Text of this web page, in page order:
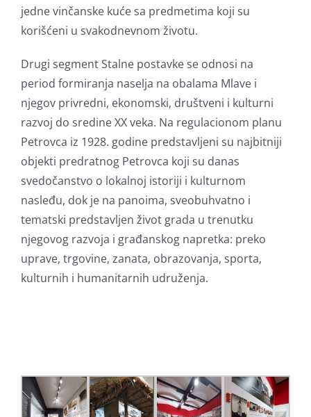
jedne vinčanske kuće sa predmetima koji su
korišćeni u svakodnevnom životu.
Drugi segment Stalne postavke se odnosi na
period formiranja naselja na obalama Mlave i
njegov privredni, ekonomski, društveni i kulturni
razvoj do sredine XX veka. Na regulacionom planu
Petrovca iz 1928. godine predstavljeni su najbitniji
objekti predratnog Petrovca koji su danas
svedočanstvo o lokalnoj istoriji i kulturnom
nasleđu, dok je na panoima, sveobuhvatno i
tematski predstavljen život grada u trenutku
njegovog razvoja i građanskog napretka: preko
uprave, trgovine, zanata, obrazovanja, sporta,
kulturnih i humanitarnih udruženja.